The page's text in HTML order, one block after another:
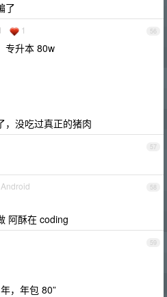
了
56
1
专升本 80w
，没吃过真正的猪肉
57
58
阿酥在 coding
59
，年包 80”